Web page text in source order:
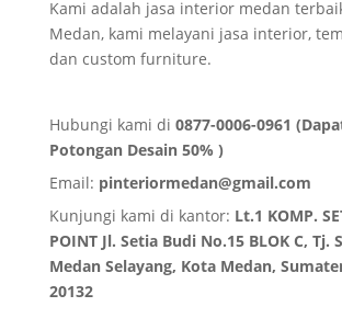
Kami adalah jasa interior medan
Medan, kami melayani jasa interior,
dan custom furniture.
Hubungi kami di 0877-0006-0961
Potongan Desain 50% )
Email: pinteriormedan@gmail.com
Kunjungi kami di kantor: Lt.1 KOMP.
POINT Jl. Setia Budi No.15 BLOK C, Tj.
Medan Selayang, Kota Medan,
20132